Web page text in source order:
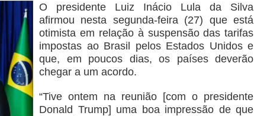
O presidente Luiz Inácio Lula da Silva
afirmou nesta segunda-feira (27) que está
otimista em relação à suspensão das tarifas
impostas ao Brasil pelos Estados Unidos e
que, em poucos dias, os países deverão
chegar a um acordo.
“Tive ontem na reunião [com o presidente
Donald Trump] uma boa impressão de que